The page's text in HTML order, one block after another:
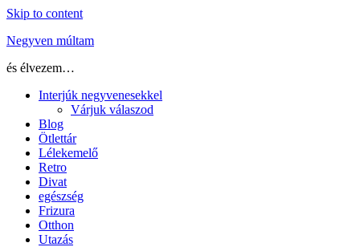
Skip to content
Negyven múltam
és élvezem…
Interjúk negyvenesekkel
Várjuk válaszod
Blog
Ötlettár
Lélekemelő
Retro
Divat
egészség
Frizura
Otthon
Utazás